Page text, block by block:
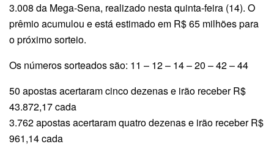
3.008 da Mega-Sena, realizado nesta quinta-feira (14). O
prêmio acumulou e está estimado em R$ 65 milhões para
o próximo sorteio.
Os números sorteados são: 11 – 12 – 14 – 20 – 42 – 44
50 apostas acertaram cinco dezenas e irão receber R$
43.872,17 cada
3.762 apostas acertaram quatro dezenas e irão receber R$
961,14 cada